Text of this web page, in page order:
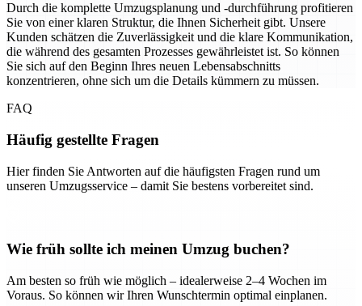
Durch die komplette Umzugsplanung und -durchführung profitieren
Sie von einer klaren Struktur, die Ihnen Sicherheit gibt. Unsere
Kunden schätzen die Zuverlässigkeit und die klare Kommunikation,
die während des gesamten Prozesses gewährleistet ist. So können
Sie sich auf den Beginn Ihres neuen Lebensabschnitts
konzentrieren, ohne sich um die Details kümmern zu müssen.
FAQ
Häufig gestellte Fragen
Hier finden Sie Antworten auf die häufigsten Fragen rund um
unseren Umzugsservice – damit Sie bestens vorbereitet sind.
Wie früh sollte ich meinen Umzug buchen?
Am besten so früh wie möglich – idealerweise 2–4 Wochen im
Voraus. So können wir Ihren Wunschtermin optimal einplanen.